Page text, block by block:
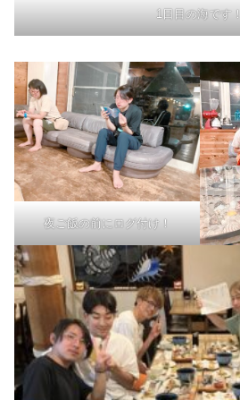
1日目の海です！
夜ご飯の前にログ付け！